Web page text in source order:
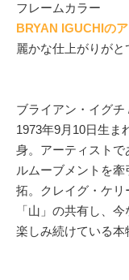
フレームカラー
BRYAN IGUCHIの
麗かな仕上がりがと
ブライアン・イグチ
1973年9月10日生ま
身。アーティスト
ルムーブメントを
拓。クレイグ・ケ
「山」の共有し、
楽しみ続けている本